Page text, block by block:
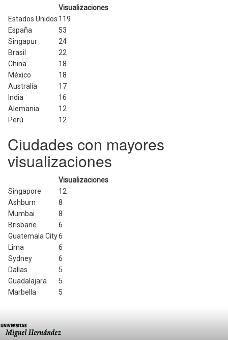
Visualizaciones
Estados Unidos 119
España
53
Singapur
24
Brasil
22
China
18
México
18
Australia
17
India
16
Alemania
12
Perú
12
Ciudades con mayores
visualizaciones
Visualizaciones
Singapore
12
Ashburn
8
Mumbai
8
Brisbane
6
Guatemala City6
Lima
6
Sydney
6
Dallas
5
Guadalajara
5
Marbella
5